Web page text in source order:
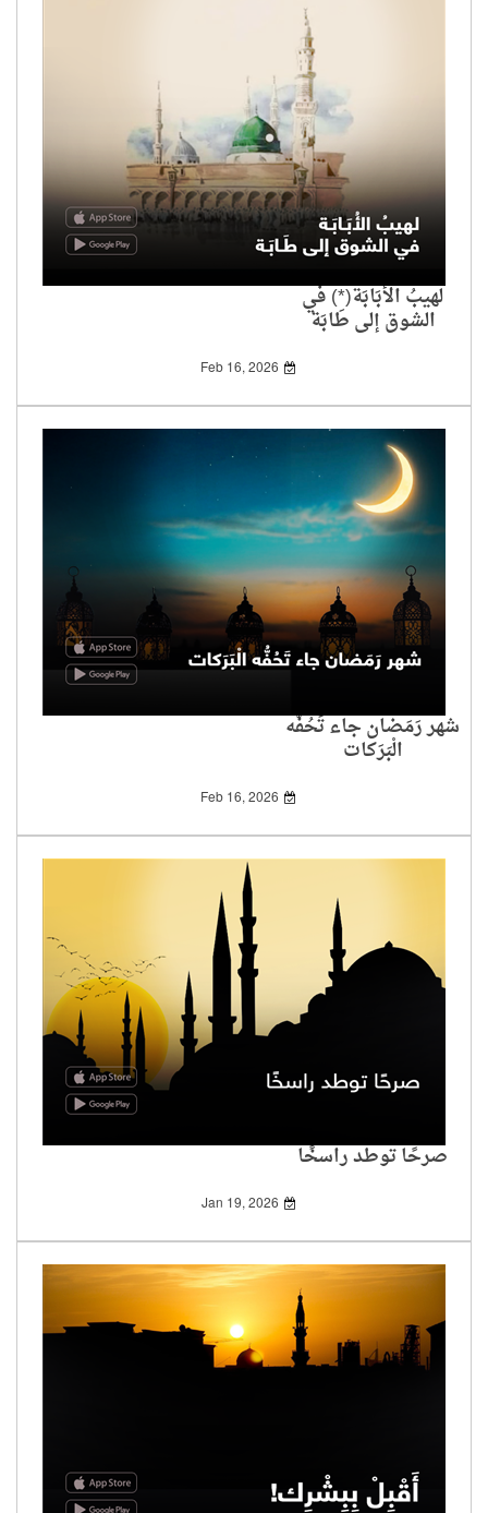
لهيبُ الأُبَابَة(*) في
الشوق إلى طَابَة
Feb 16, 2026
شهر رَمَضان جاء تَحُفُّه
الْبَرَكات
Feb 16, 2026
صرحًا توطد راسخًا
Jan 19, 2026